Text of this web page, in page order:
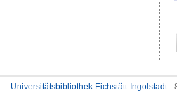
Universitätsbibliothek Eichstätt-Ingolstadt-